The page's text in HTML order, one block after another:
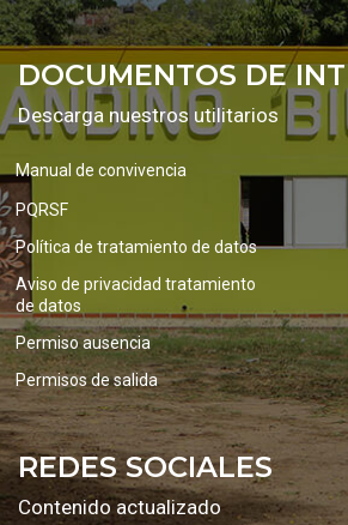
DOCUMENTOS DE
Descarga nuestros utilitarios
Manual de convivencia
PQRSF
Política de tratamiento de datos
Aviso de privacidad tratamiento
de datos
Permiso ausencia
Permisos de salida
REDES SOCIALES
Contenido actualizado